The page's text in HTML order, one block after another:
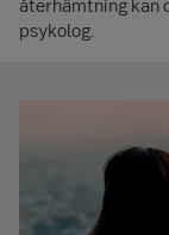
psykolog.